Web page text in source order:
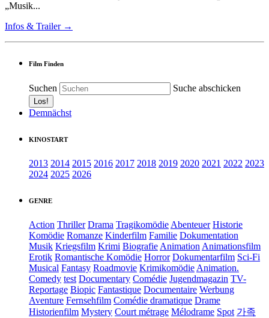
„Musik...
Infos & Trailer →
Film Finden
Suchen Suche abschicken
Demnächst
KINOSTART
2013 2014 2015 2016 2017 2018 2019 2020 2021 2022 2023
2024 2025 2026
GENRE
Action Thriller Drama Tragikomödie Abenteuer Historie
Komödie Romanze Kinderfilm Familie Dokumentation
Musik Kriegsfilm Krimi Biografie Animation Animationsfilm
Erotik Romantische Komödie Horror Dokumentarfilm Sci-Fi
Musical Fantasy Roadmovie Krimikomödie Animation.
Comedy test Documentary Comédie Jugendmagazin TV-
Reportage Biopic Fantastique Documentaire Werbung
Aventure Fernsehfilm Comédie dramatique Drame
Historienfilm Mystery Court métrage Mélodrame Spot 가족